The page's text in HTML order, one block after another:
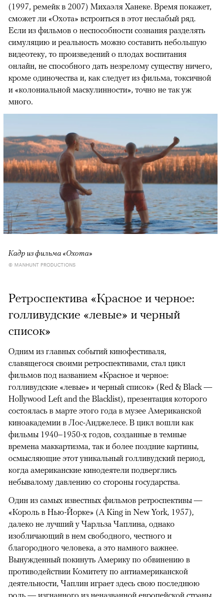
(1997, ремейк в 2007) Михаэля Ханеке. Время покажет,
сможет ли «Охота» встроиться в этот неслабый ряд.
Если из фильмов о неспособности сознания разделять
симуляцию и реальность можно составить небольшую
видеотеку, то произведений о плодах воспитания
онлайн, не способного дать незрелому существу ничего,
кроме одиночества и, как следует из фильма, токсичной
и «колониальной маскулинности», точно не так уж
много.
Кадр из фильма «Охота»
© MANHUNT PRODUCTIONS
Ретроспектива «Красное и черное:
голливудские «левые» и черный
список»
Одним из главных событий кинофестиваля,
славящегося своими ретроспективами, стал цикл
фильмов под названием «Красное и черное:
голливудские «левые» и черный список» (Red & Black —
Hollywood Left and the Blacklist), презентация которого
состоялась в марте этого года в музее Американской
киноакадемии в Лос-Анджелесе. В цикл вошли как
фильмы 1940–1950-х годов, созданные в темные
времена маккартизма, так и более поздние картины,
осмысляющие этот уникальный голливудский период,
когда американские кинодеятели подверглись
небывалому давлению со стороны государства.
Один из самых известных фильмов ретроспективы —
«Король в Нью-Йорке» (A King in New York, 1957),
далеко не лучший у Чарльза Чаплина, однако
изобличающий в нем свободного, честного и
благородного человека, а это намного важнее.
Вынужденный покинуть Америку по обвинению в
противодействии Комитету по антиамериканской
деятельности, Чаплин играет здесь свою последнюю